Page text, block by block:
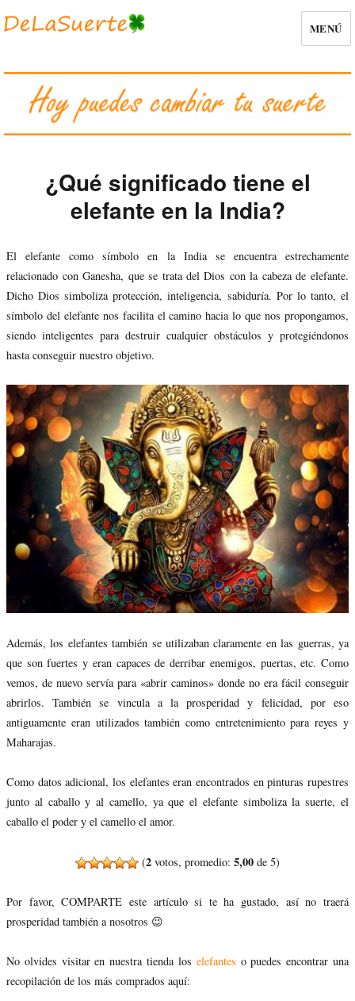
MENÚ
¿Qué significado tiene el
elefante en la India?
El elefante como símbolo en la India se encuentra estrechamente
relacionado con Ganesha, que se trata del Dios con la cabeza de elefante.
Dicho Dios simboliza protección, inteligencia, sabiduría. Por lo tanto, el
símbolo del elefante nos facilita el camino hacia lo que nos propongamos,
siendo inteligentes para destruir cualquier obstáculos y protegiéndonos
hasta conseguir nuestro objetivo.
Además, los elefantes también se utilizaban claramente en las guerras, ya
que son fuertes y eran capaces de derribar enemigos, puertas, etc. Como
vemos, de nuevo servía para «abrir caminos» donde no era fácil conseguir
abrirlos. También se vincula a la prosperidad y felicidad, por eso
antiguamente eran utilizados también como entretenimiento para reyes y
Maharajas.
Como datos adicional, los elefantes eran encontrados en pinturas rupestres
junto al caballo y al camello, ya que el elefante simboliza la suerte, el
caballo el poder y el camello el amor.
(2 votos, promedio: 5,00 de 5)
Por favor, COMPARTE este artículo si te ha gustado, así no traerá
prosperidad también a nosotros 😉
No olvides visitar en nuestra tienda los elefantes o puedes encontrar una
recopilación de los más comprados aquí: